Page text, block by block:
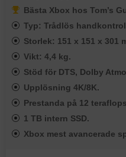
Bästa Xbox hos Tom’s
Typ: Trådlös
Storlek: 151 x 151 x 301
Vikt: 4,4 kg.
Stöd för DTS, Dolby
Upplösning 4K/8K.
Prestanda på 12
1 TB intern SSD.
Xbox mest avancerade